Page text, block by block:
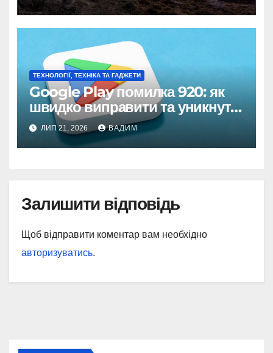
ТЕХНОЛОГІЇ, ТЕХНІКА ТА ГАДЖЕТИ
Google Play помилка 920: як
швидко виправити та уникнути
в майбутньому
ЛИП 21, 2026 ВАДИМ
Залишити відповідь
Щоб відправити коментар вам необхідно
авторизуватись.